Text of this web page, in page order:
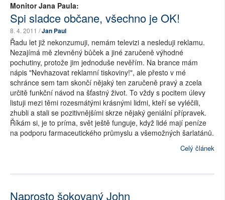
Monitor Jana Paula:
Spi sladce občane, všechno je OK!
8. 4. 2011 /Jan Paul
Řadu let již nekonzumuji, nemám televizi a nesleduji reklamu.
Nezajímá mě zlevněný bůček a jiné zaručeně výhodné
pochutiny, protože jim jednoduše nevěřím. Na brance mám
nápis "Nevhazovat reklamní tiskoviny!", ale přesto v mé
schránce sem tam skončí nějaký ten zaručeně pravý a zcela
určitě funkční návod na šťastný život. To vždy s pocitem úlevy
listuji mezi těmi rozesmátými krásnými lidmi, kteří se vyléčili,
zhubli a stali se pozitivnějšími skrze nějaký geniální přípravek.
Říkám si, je to príma, svět ještě funguje, když lidé mají peníze
na podporu farmaceutického průmyslu a všemožných šarlatánů.
Celý článek
Naprosto šokovaný John